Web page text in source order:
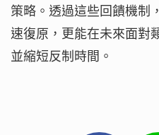
策略。透過這些回饋機制
速復原，更能在未來面對
並縮短反制時間。